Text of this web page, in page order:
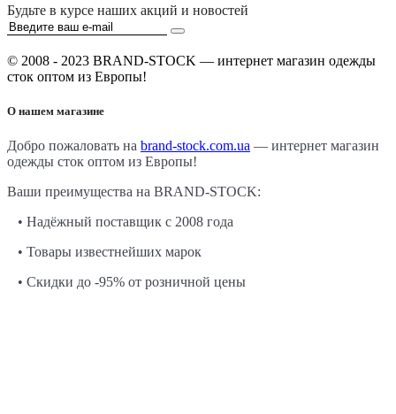
Будьте в курсе наших акций и новостей
© 2008 - 2023 BRAND-STOCK — интернет магазин одежды
сток оптом из Европы!
О нашем магазине
Добро пожаловать на brand-stock.com.ua — интернет магазин
одежды сток оптом из Европы!
Ваши преимущества на BRAND-STOCK:
• Надёжный поставщик с 2008 года
• Товары известнейших марок
• Скидки до -95% от розничной цены